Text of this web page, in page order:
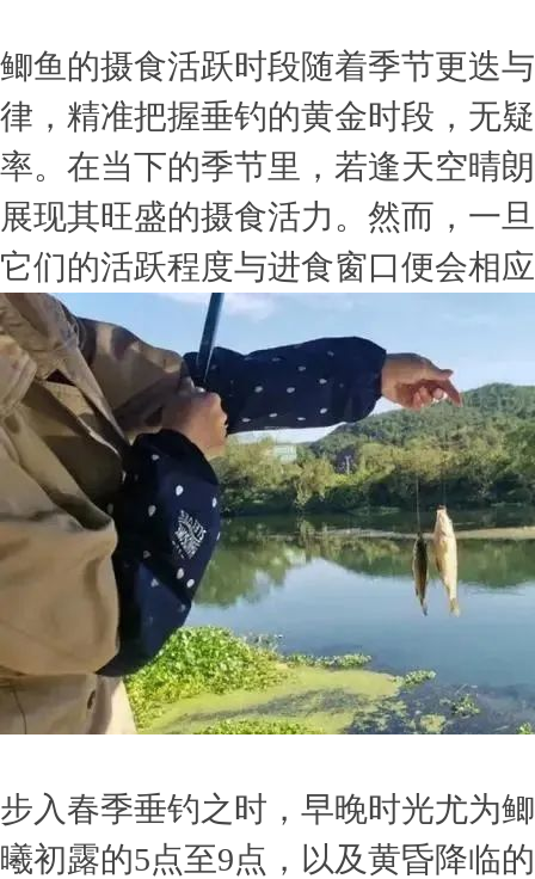
鲫鱼的摄食活跃时段随着季节更迭
律，精准把握垂钓的黄金时段，无
率。在当下的季节里，若逢天空晴
展现其旺盛的摄食活力。然而，一
它们的活跃程度与进食窗口便会相
步入春季垂钓之时，早晚时光尤为
曦初露的5点至9点，以及黄昏降临